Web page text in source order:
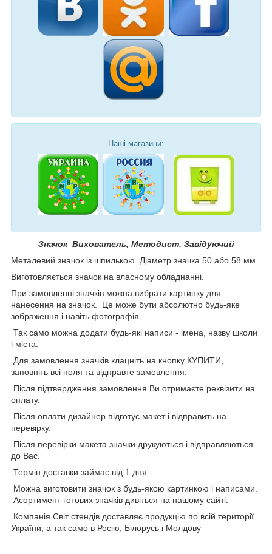
Наші магазини:
Значок Вихователь, Методист, Завідуючий
Металевий значок із шпилькою. Діаметр значка 50 або 58 мм.
Виготовляється значок на власному обладнанні.
При замовленні значків можна вибрати картинку для
нанесення на значок. Це може бути абсолютно будь-яке
зображення і навіть фотографія.
Так само можна додати будь-які написи - імена, назву школи
і міста.
Для замовлення значків клацніть на кнопку КУПИТИ,
заповніть всі поля та відправте замовлення.
Після підтвердження замовлення Ви отримаєте реквізити на
оплату.
Після оплати дизайнер підготує макет і відправить на
перевірку.
Після перевірки макета значки друкуються і відправляються
до Вас.
Термін доставки займає від 1 дня.
Можна виготовити значок з будь-якою картинкою і написами.
Асортимент готових значків дивіться на нашому сайті.
Компанія Світ стендів доставляє продукцію по всій території
України, а так само в Росію, Білорусь і Молдову